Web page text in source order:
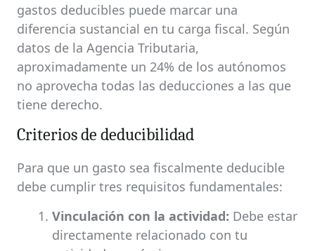
gastos deducibles puede marcar una
diferencia sustancial en tu carga fiscal. Según
datos de la Agencia Tributaria,
aproximadamente un 24% de los autónomos
no aprovecha todas las deducciones a las que
tiene derecho.
Criterios de deducibilidad
Para que un gasto sea fiscalmente deducible
debe cumplir tres requisitos fundamentales:
Vinculación con la actividad: Debe estar
directamente relacionado con tu